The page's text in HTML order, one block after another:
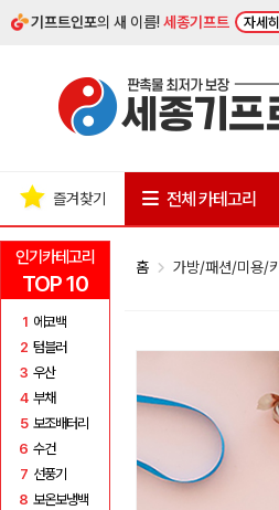
기프트인포의 새 이름!세종기프트 자세히
인기카테고리
TOP 10
1 에코백
2 텀블러
3 우산
4 부채
5 보조배터리
6 수건
7 선풍기
8 보온보냉백
즐겨찾기 전체 카테고리
홈 가방/패션/미용/